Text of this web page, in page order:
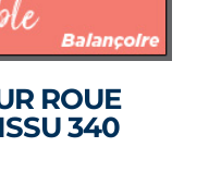
ROUE
340